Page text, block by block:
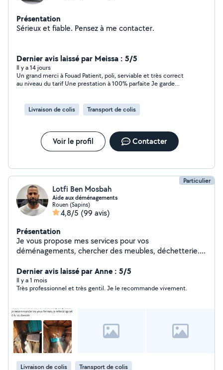
Présentation
Sérieux et fiable. Pensez à me contacter.
Dernier avis laissé par Meissa : 5/5
Il y a 14 jours
Un grand merci à Fouad Patient, poli, serviable et très correct
au niveau du tarif Une prestation à 100% parfaite Je garde
Livraison de colis Transport de colis
Voir le profil Contacter
Particulier
Lotfi Ben Mosbah
Aide aux déménagements
Rouen (Sapins)
4,8/5 (99 avis)
Présentation
Je vous propose mes services pour vos
déménagements, chercher des meubles, déchetterie....
Dernier avis laissé par Anne : 5/5
Il y a 1 mois
Très professionnel et très gentil. Je le recommande vivement.
Livraison de colis Transport de colis